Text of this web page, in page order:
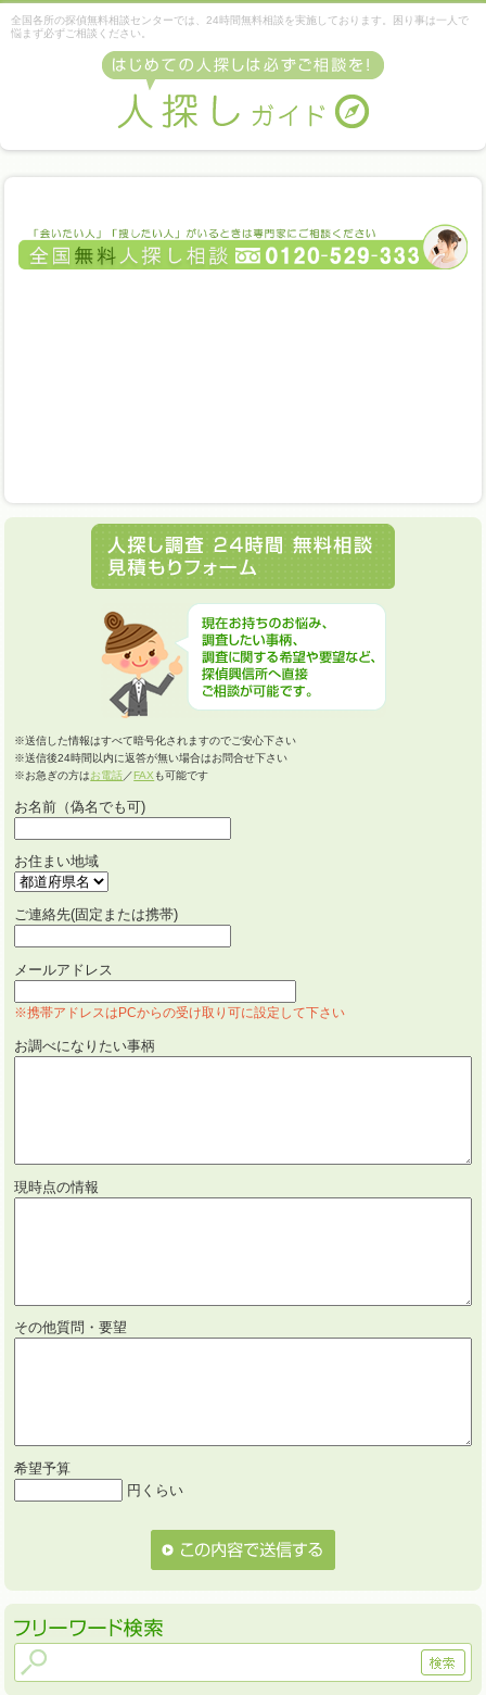
全国各所の探偵無料相談センターでは、24時間無料相談を実施しております。困り事は一人で
悩まず必ずご相談ください。
※送信した情報はすべて暗号化されますのでご安心下さい
※送信後24時間以内に返答が無い場合はお問合せ下さい
※お急ぎの方はお電話 ／FAX も可能です
お名前（偽名でも可)
お住まい地域
ご連絡先(固定または携帯)
メールアドレス
※携帯アドレスはPCからの受け取り可に設定して下さい
お調べになりたい事柄
現時点の情報
その他質問・要望
希望予算
円くらい